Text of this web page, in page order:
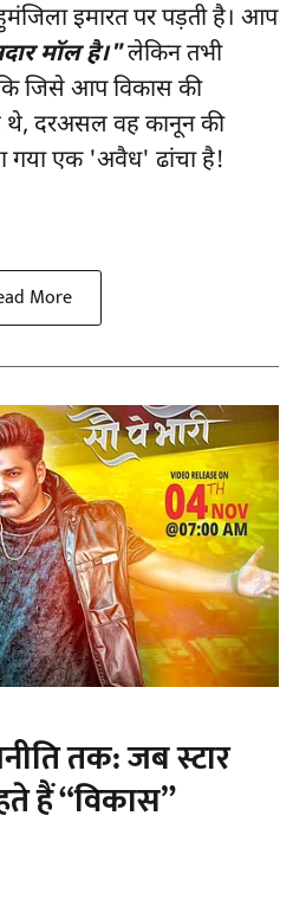
इमारत पर पड़ती है। आप
मॉल है।"लेकिन तभी
जिसे आप विकास की
थे, दरअसल वह कानून की
गया एक 'अवैध' ढांचा है!
More
तक: जब स्टार
हैं “विकास”